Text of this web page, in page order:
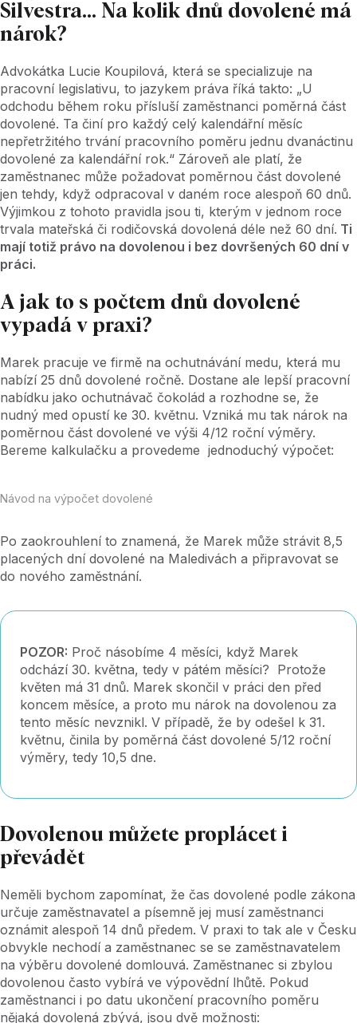
Silvestra… Na kolik dnů dovolené má
nárok?
Advokátka Lucie Koupilová, která se specializuje na
pracovní legislativu, to jazykem práva říká takto: „U
odchodu během roku přísluší zaměstnanci poměrná část
dovolené. Ta činí pro každý celý kalendářní měsíc
nepřetržitého trvání pracovního poměru jednu dvanáctinu
dovolené za kalendářní rok.“ Zároveň ale platí, že
zaměstnanec může požadovat poměrnou část dovolené
jen tehdy, když odpracoval v daném roce alespoň 60 dnů.
Výjimkou z tohoto pravidla jsou ti, kterým v jednom roce
trvala mateřská či rodičovská dovolená déle než 60 dní. Ti
mají totiž právo na dovolenou i bez dovršených 60 dní v
práci.
A jak to s počtem dnů dovolené
vypadá v praxi?
Marek pracuje ve firmě na ochutnávání medu, která mu
nabízí 25 dnů dovolené ročně. Dostane ale lepší pracovní
nabídku jako ochutnávač čokolád a rozhodne se, že
nudný med opustí ke 30. květnu. Vzniká mu tak nárok na
poměrnou část dovolené ve výši 4/12 roční výměry.
Bereme kalkulačku a provedeme jednoduchý výpočet:
Návod na výpočet dovolené
Po zaokrouhlení to znamená, že Marek může strávit 8,5
placených dní dovolené na Maledivách a připravovat se
do nového zaměstnání.
POZOR: Proč násobíme 4 měsíci, když Marek
odchází 30. května, tedy v pátém měsíci? Protože
květen má 31 dnů. Marek skončil v práci den před
koncem měsíce, a proto mu nárok na dovolenou za
tento měsíc nevznikl. V případě, že by odešel k 31.
květnu, činila by poměrná část dovolené 5/12 roční
výměry, tedy 10,5 dne.
Dovolenou můžete proplácet i
převádět
Neměli bychom zapomínat, že čas dovolené podle zákona
určuje zaměstnavatel a písemně jej musí zaměstnanci
oznámit alespoň 14 dnů předem. V praxi to tak ale v Česku
obvykle nechodí a zaměstnanec se se zaměstnavatelem
na výběru dovolené domlouvá. Zaměstnanec si zbylou
dovolenou často vybírá ve výpovědní lhůtě. Pokud
zaměstnanci i po datu ukončení pracovního poměru
nějaká dovolená zbývá, jsou dvě možnosti: